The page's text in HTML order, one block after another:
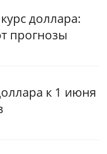
доллара:
прогнозы
к 1 июня